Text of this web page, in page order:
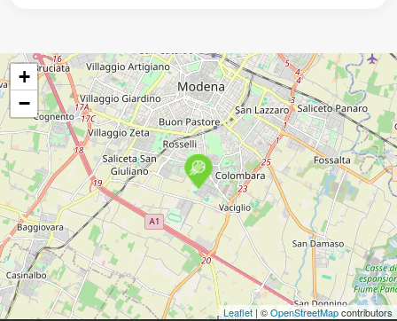
+
−
Leaflet | ©OpenStreetMapcontributors